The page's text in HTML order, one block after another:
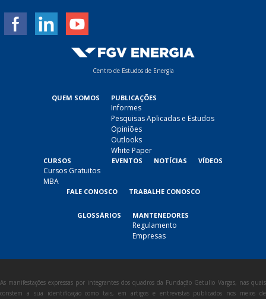
Centro de Estudos de Energia
QUEM SOMOS PUBLICAÇÕES
Informes
Pesquisas Aplicadas e Estudos
Opiniões
Outlooks
White Paper
CURSOS
Cursos Gratuitos
MBA
EVENTOS NOTÍCIAS VÍDEOS
FALE CONOSCO TRABALHE CONOSCO
GLOSSÁRIOS MANTENEDORES
Regulamento
Empresas
As manifestações expressas por integrantes dos quadros da Fundação Getulio Vargas, nas quais
constem a sua identificação como tais, em artigos e entrevistas publicados nos meios de